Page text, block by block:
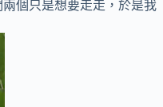
個只是想要走走，於是我